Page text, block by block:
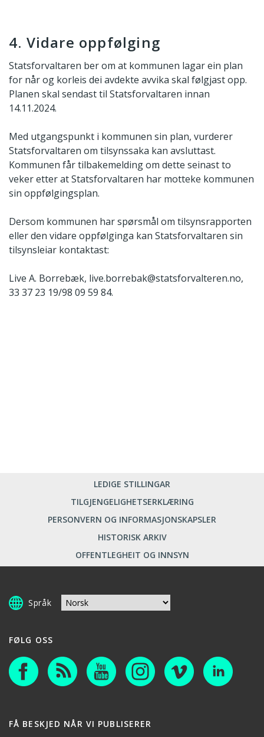
4. Vidare oppfølging
Statsforvaltaren ber om at kommunen lagar ein plan
for når og korleis dei avdekte avvika skal følgjast opp.
Planen skal sendast til Statsforvaltaren innan
14.11.2024.
Med utgangspunkt i kommunen sin plan, vurderer
Statsforvaltaren om tilsynssaka kan avsluttast.
Kommunen får tilbakemelding om dette seinast to
veker etter at Statsforvaltaren har motteke kommunen
sin oppfølgingsplan.
Dersom kommunen har spørsmål om tilsynsrapporten
eller den vidare oppfølginga kan Statsforvaltaren sin
tilsynsleiar kontaktast:
Live A. Borrebæk, live.borrebak@statsforvalteren.no,
33 37 23 19/98 09 59 84.
LEDIGE STILLINGAR
TILGJENGELIGHETSERKLÆRING
PERSONVERN OG INFORMASJONSKAPSLER
HISTORISK ARKIV
OFFENTLEGHEIT OG INNSYN
Språk
FØLG OSS
FÅ BESKJED NÅR VI PUBLISERER